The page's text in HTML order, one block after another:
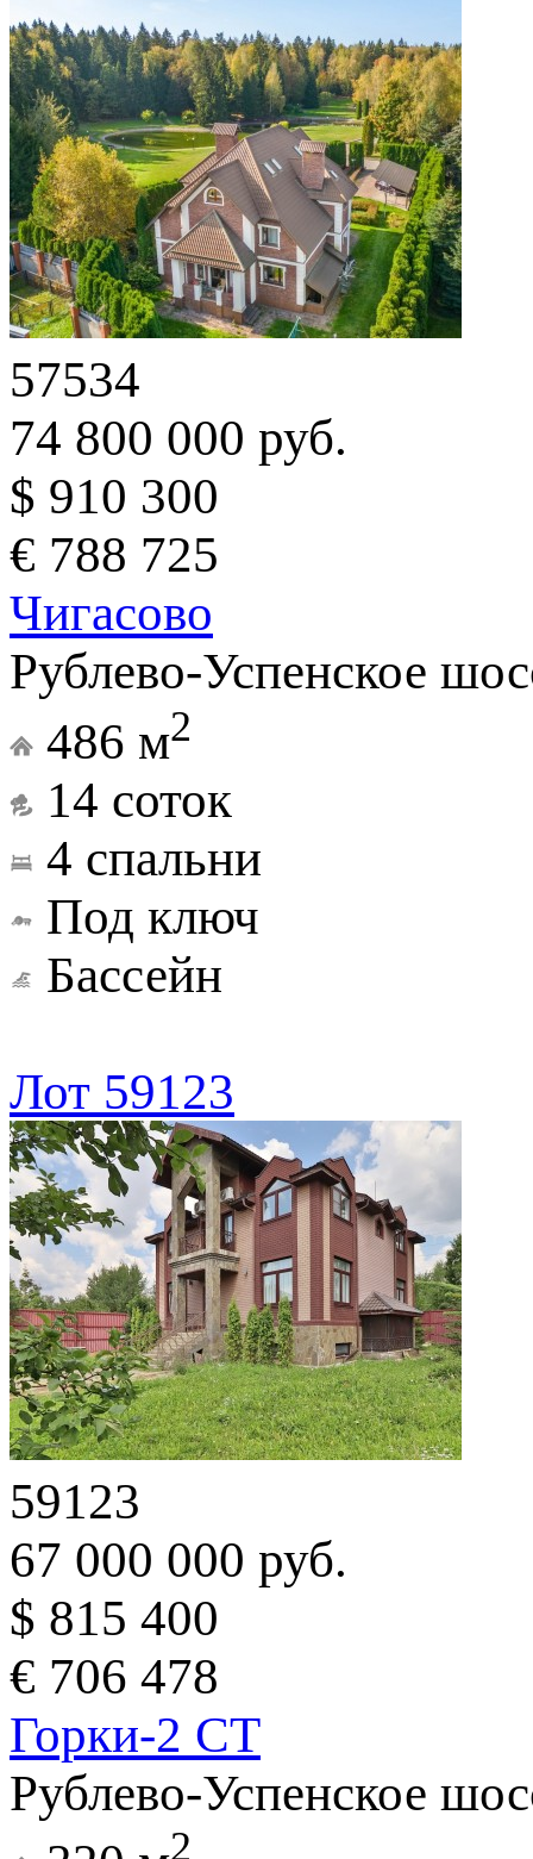
57534
74 800 000 руб.
$ 910 300
€ 788 725
Чигасово
Рублево-Успенское
486 м2
14 соток
4 спальни
Под ключ
Бассейн
Лот 59123
59123
67 000 000 руб.
$ 815 400
€ 706 478
Горки-2 СТ
Рублево-Успенское
2